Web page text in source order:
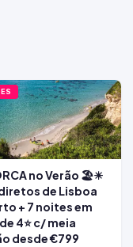
no Verão 🏖️☀
de Lisboa
+ 7 noites em
4⭐ c/ meia
desde €799